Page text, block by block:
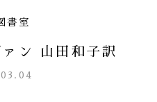
書室
ン 山田和子訳